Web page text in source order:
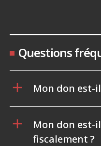
Questions
Mon don est-
Mon don est-
fiscalement ?